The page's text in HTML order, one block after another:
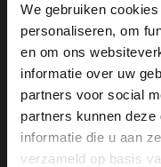
We gebruiken
personaliseren, om
en om ons
informatie over uw
partners voor social
partners kunnen
informatie die u aan
verzameld op basis
SCHRIJF JE
En ontvang